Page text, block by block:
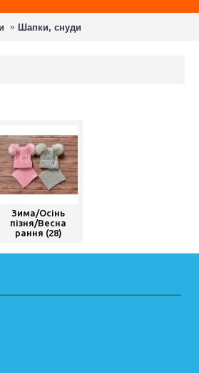
Шапки, снуди
Зима/Осінь
пізня/Весна
рання (28)